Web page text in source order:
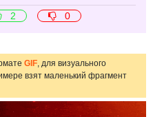
2 0
GIF, для визуального
взят маленький фрагмент